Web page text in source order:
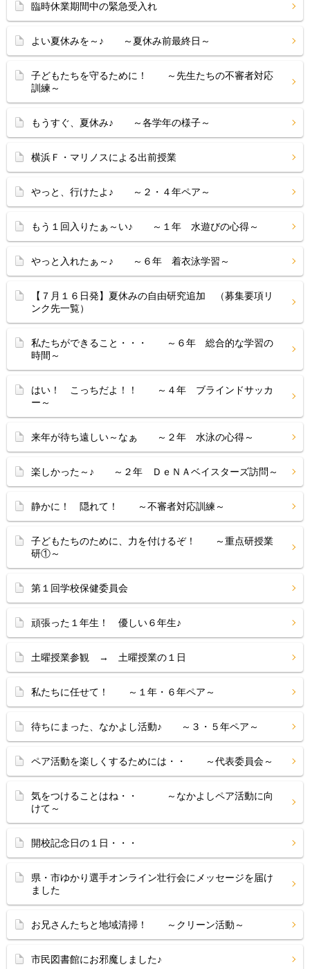
臨時休業期間中の緊急受入れ
よい夏休みを～♪ ～夏休み前最終日～
子どもたちを守るために！ ～先生たちの不審者対応
訓練～
もうすぐ、夏休み♪ ～各学年の様子～
横浜Ｆ・マリノスによる出前授業
やっと、行けたよ♪ ～２・４年ペア～
もう１回入りたぁ～い♪ ～１年 水遊びの心得～
やっと入れたぁ～♪ ～６年 着衣泳学習～
【７月１６日発】夏休みの自由研究追加 （募集要項リ
ンク先一覧）
私たちができること・・・ ～６年 総合的な学習の
時間～
はい！ こっちだよ！！ ～４年 ブラインドサッカ
ー～
来年が待ち遠しい～なぁ ～２年 水泳の心得～
楽しかった～♪ ～２年 ＤｅＮＡベイスターズ訪問～
静かに！ 隠れて！ ～不審者対応訓練～
子どもたちのために、力を付けるぞ！ ～重点研授業
研①～
第１回学校保健委員会
頑張った１年生！ 優しい６年生♪
土曜授業参観 → 土曜授業の１日
私たちに任せて！ ～１年・６年ペア～
待ちにまった、なかよし活動♪ ～３・５年ペア～
ペア活動を楽しくするためには・・ ～代表委員会～
気をつけることはね・・ ～なかよしペア活動に向
けて～
開校記念日の１日・・・
県・市ゆかり選手オンライン壮行会にメッセージを届け
ました
お兄さんたちと地域清掃！ ～クリーン活動～
市民図書館にお邪魔しました♪